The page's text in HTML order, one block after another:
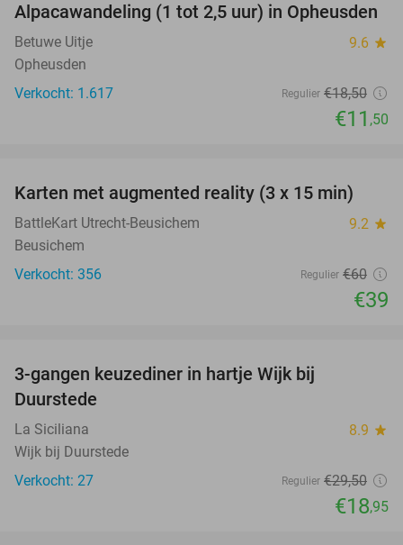
38%
Alpacawandeling (1 tot 2,5 uur) in Opheusden
Betuwe Uitje 9.6 star
Opheusden
Verkocht: 1.617
Regulier €18,50
€11 ,50
35%
Karten met augmented reality (3 x 15 min)
BattleKart Utrecht-Beusichem 9.2 star
Beusichem
Verkocht: 356
Regulier €60
€39
3-gangen keuzediner in hartje Wijk bij
Duurstede
La Siciliana 8.9 star
Wijk bij Duurstede
Verkocht: 27
Regulier €29,50
€18,95